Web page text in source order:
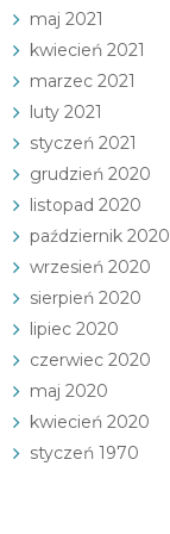
maj 2021
kwiecień 2021
marzec 2021
luty 2021
styczeń 2021
grudzień 2020
listopad 2020
październik 2020
wrzesień 2020
sierpień 2020
lipiec 2020
czerwiec 2020
maj 2020
kwiecień 2020
styczeń 1970